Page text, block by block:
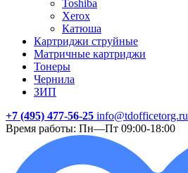
Toshiba
Xerox
Катюша
Картриджи струйные
Матричные картриджи
Тонеры
Чернила
ЗИП
+7 (495) 477-56-25 info@tdofficetorg.ru
Время работы: Пн—Пт 09:00-18:00